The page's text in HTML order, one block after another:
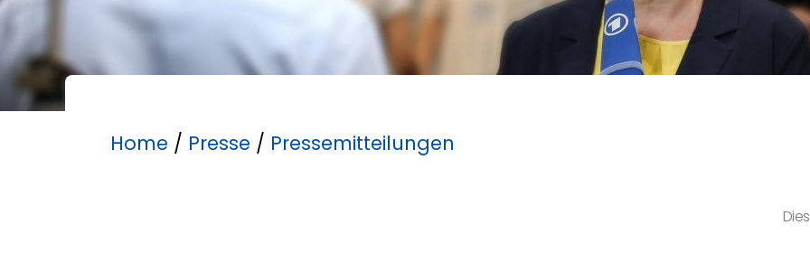
Home / Presse / Pressemitteilungen